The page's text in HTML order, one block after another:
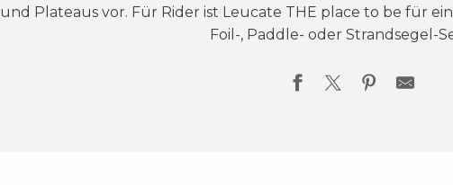
und Plateaus vor. Für Rider ist Leucate THE place to be für
Foil-, Paddle- oder Strandsegel-